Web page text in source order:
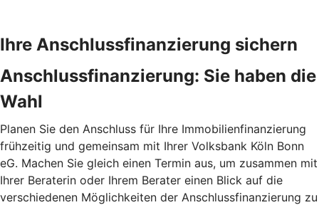
Ihre Anschlussfinanzierung sichern
Anschlussfinanzierung: Sie haben die
Wahl
Planen Sie den Anschluss für Ihre Immobilienfinanzierung
frühzeitig und gemeinsam mit Ihrer Volksbank Köln Bonn
eG. Machen Sie gleich einen Termin aus, um zusammen mit
Ihrer Beraterin oder Ihrem Berater einen Blick auf die
verschiedenen Möglichkeiten der Anschlussfinanzierung zu